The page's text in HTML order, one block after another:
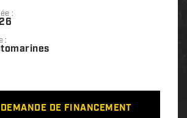
:
:
DEMANDE DE FINANCEMENT